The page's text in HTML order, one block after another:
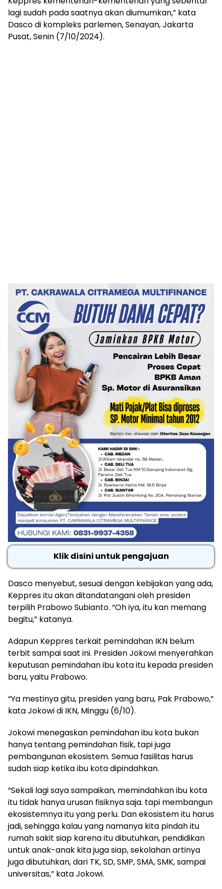
lagi sudah pada saatnya akan diumumkan,” kata
Dasco di kompleks parlemen, Senayan, Jakarta
Pusat, Senin (7/10/2024).
Klik disini untuk pengajuan
Dasco menyebut, sesuai dengan kebijakan yang ada,
Keppres itu akan ditandatangani oleh presiden
terpilih Prabowo Subianto. “Oh iya, itu kan memang
begitu,” katanya.
Adapun Keppres terkait pemindahan IKN belum
terbit sampai saat ini. Presiden Jokowi menyerahkan
keputusan pemindahan ibu kota itu kepada presiden
baru, yaitu Prabowo.
“Ya mestinya gitu, presiden yang baru, Pak Prabowo,”
kata Jokowi di IKN, Minggu (6/10).
Jokowi menegaskan pemindahan ibu kota bukan
hanya tentang pemindahan fisik, tapi juga
pembangunan ekosistem. Semua fasilitas harus
sudah siap ketika ibu kota dipindahkan.
“Sekali lagi saya sampaikan, memindahkan ibu kota
itu tidak hanya urusan fisiknya saja. tapi membangun
ekosistemnya itu yang perlu. Dan ekosistem itu harus
jadi, sehingga kalau yang namanya kita pindah itu
rumah sakit siap karena itu dibutuhkan, pendidikan
untuk anak-anak kita juga siap, sekolahan artinya
juga dibutuhkan, dari TK, SD, SMP, SMA, SMK, sampai
universitas,” kata Jokowi.